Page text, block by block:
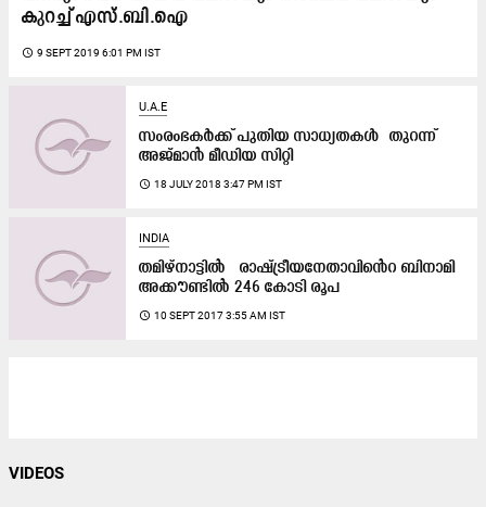
കുറച്ച്​ എസ്​.ബി.ഐ
access_time 9 SEPT 2019 6:01 PM IST
U.A.E
സംരംഭകര്‍ക്ക് പുതിയ സാധ്യതകള്‍ തുറന്ന്​
അജ്മാൻ മീഡിയ സിറ്റി
access_time 18 JULY 2018 3:47 PM IST
INDIA
തമിഴ്​നാട്ടിൽ രാഷ്​ട്രീയനേതാവി​െൻറ ബിനാമി
അക്കൗണ്ടിൽ 246 കോടി രൂപ
access_time 10 SEPT 2017 3:55 AM IST
VIDEOS